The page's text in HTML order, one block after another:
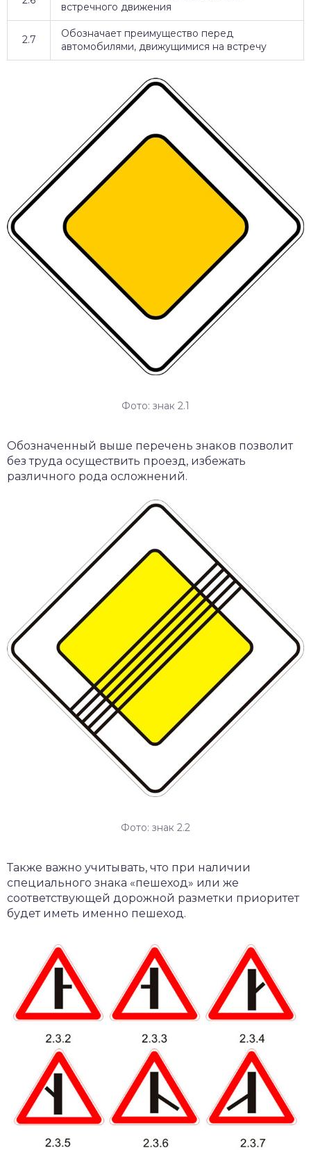
встречного движения
2.7
Обозначает преимущество перед
автомобилями, движущимися на встречу
Фото: знак 2.1
Обозначенный выше перечень знаков позволит
без труда осуществить проезд, избежать
различного рода осложнений.
Фото: знак 2.2
Также важно учитывать, что при наличии
специального знака «пешеход» или же
соответствующей дорожной разметки приоритет
будет иметь именно пешеход.